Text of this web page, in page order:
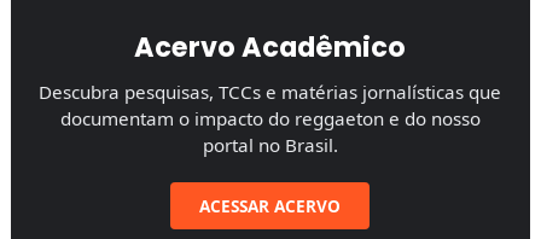
Acervo Acadêmico
Descubra pesquisas, TCCs e matérias jornalísticas que
documentam o impacto do reggaeton e do nosso
portal no Brasil.
ACESSAR ACERVO